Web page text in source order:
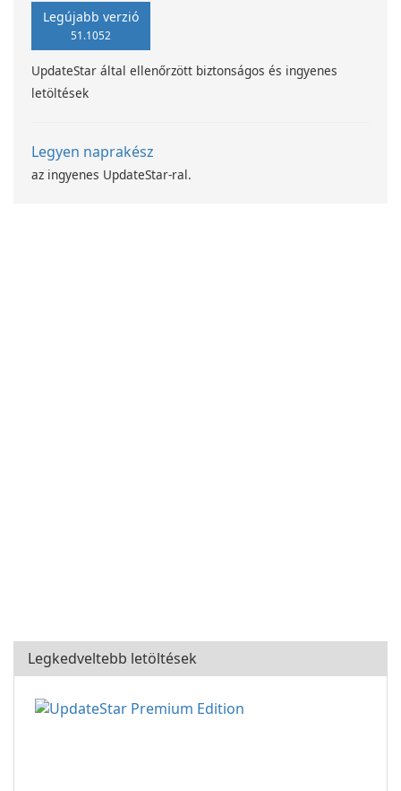
Legújabb verzió
51.1052
UpdateStar által ellenőrzött biztonságos és ingyenes
letöltések
Legyen naprakész
az ingyenes UpdateStar-ral.
Legkedveltebb letöltések